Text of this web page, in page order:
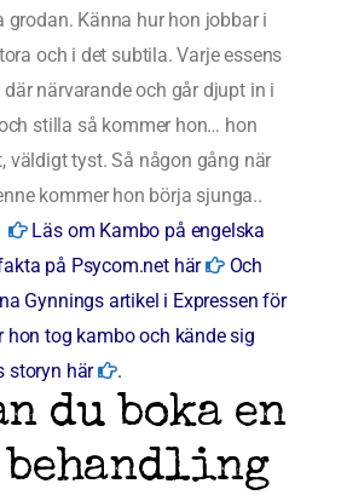
grodan. Känna hur hon jobbar i
och i det subtila. Varje essens
närvarande och går djupt in i
stilla så kommer hon… hon
väldigt tyst. Så någon gång när
kommer hon börja sjunga..
Läs om Kambo på engelska
på Psycom.net här
Och
Gynnings artikel i Expressen för
hon tog kambo och kände sig
storyn här
.
du boka en
behandling